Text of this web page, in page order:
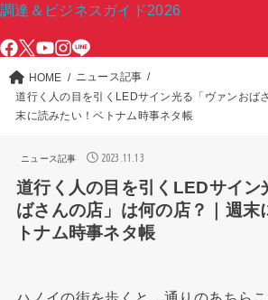
調達＆ビジネスガイド2026
HOME
ニュース記事
道行く人の目を引くLEDサイン光る「ヴァンおば
末に読みたい！ベトナム時事ネタ帳
ニュース記事 2023.11.13
道行く人の目を引くLEDサイン
ばさんの店」は何の店？｜週末
トナム時事ネタ帳